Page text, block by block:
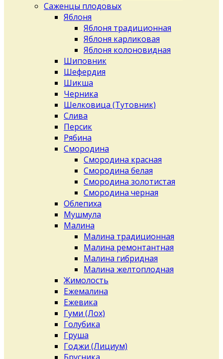
Саженцы плодовых
Яблоня
Яблоня традиционная
Яблоня карликовая
Яблоня колоновидная
Шиповник
Шефердия
Шикша
Черника
Шелковица (Тутовник)
Слива
Персик
Рябина
Смородина
Смородина красная
Смородина белая
Смородина золотистая
Смородина черная
Облепиха
Мушмула
Малина
Малина традиционная
Малина ремонтантная
Малина гибридная
Малина желтоплодная
Жимолость
Ежемалина
Ежевика
Гуми (Лох)
Голубика
Груша
Годжи (Лициум)